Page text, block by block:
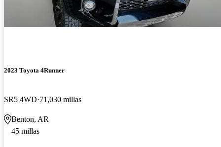
2023 Toyota 4Runner
SR5 4WD 71,030 millas
Benton, AR
45 millas